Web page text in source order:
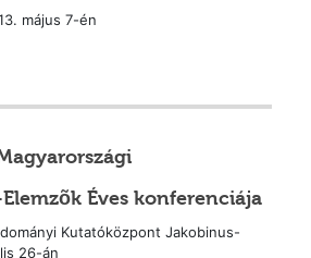
május 7-én
Éves konferenciája
Kutatóközpont Jakobinus-
26-án